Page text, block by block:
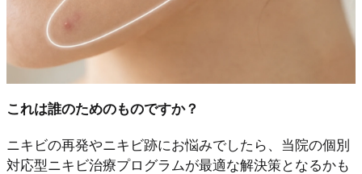
これは誰のためのものですか？
ニキビの再発やニキビ跡にお悩みでしたら、当院の個別
対応型ニキビ治療プログラムが最適な解決策となるかも